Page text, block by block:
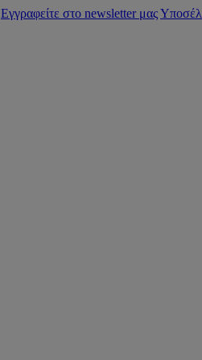
Εγγραφείτε στο newsletter μας